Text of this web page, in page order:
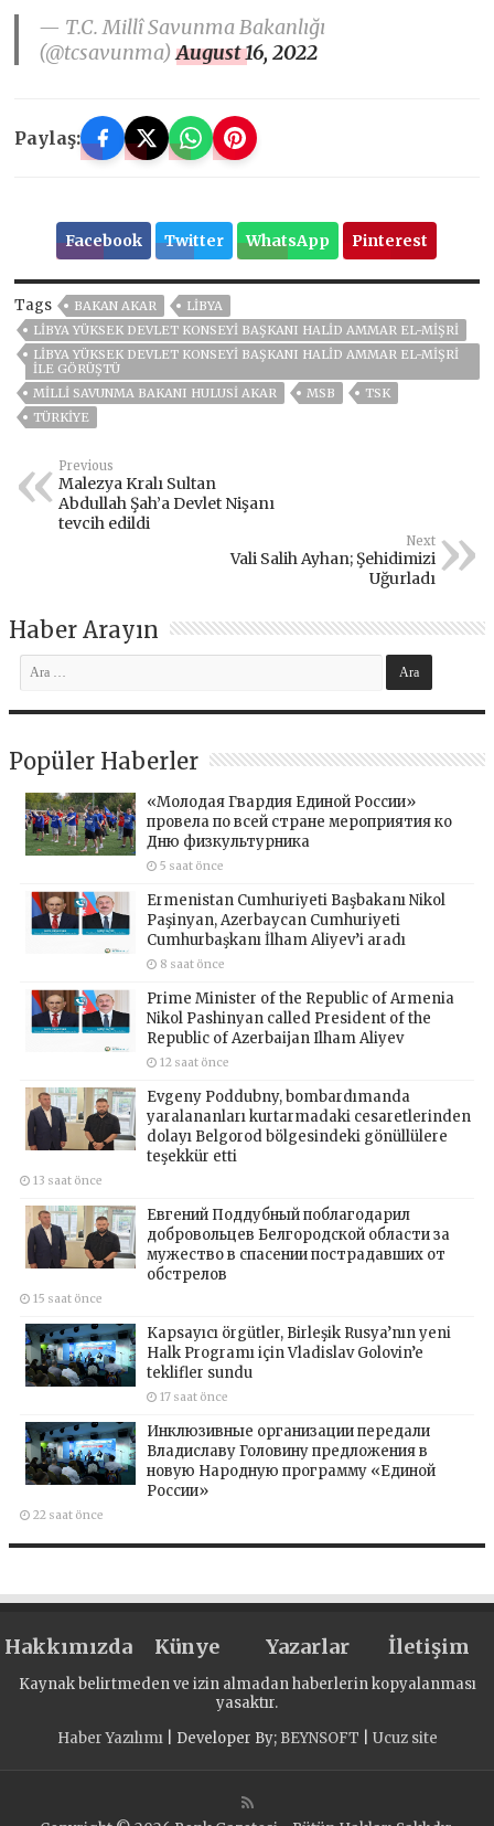
— T.C. Millî Savunma Bakanlığı
(@tcsavunma)August 16, 2022
Paylaş:
Facebook Twitter WhatsApp Pinterest
Tags BAKAN AKAR
LİBYA
LIBYA YÜKSEK DEVLET KONSEYI BAŞKANI HALID AMMAR EL-MIŞRI
LIBYA YÜKSEK DEVLET KONSEYI BAŞKANI HALID AMMAR EL-MIŞRI
ILE GÖRÜŞTÜ
MILLI SAVUNMA BAKANI HULUSI AKAR
MSB
TSK
TÜRKİYE
Previous
Malezya Kralı Sultan
Abdullah Şah’a Devlet Nişanı
tevcih edildi
Next
Vali Salih Ayhan; Şehidimizi
Uğurladı
Haber Arayın
Popüler Haberler
«Молодая Гвардия Единой России»
провела по всей стране мероприятия ко
Дню физкультурника
5 saat önce
Ermenistan Cumhuriyeti Başbakanı Nikol
Paşinyan, Azerbaycan Cumhuriyeti
Cumhurbaşkanı İlham Aliyev’i aradı
8 saat önce
Prime Minister of the Republic of Armenia
Nikol Pashinyan called President of the
Republic of Azerbaijan Ilham Aliyev
12 saat önce
Evgeny Poddubny, bombardımanda
yaralananları kurtarmadaki cesaretlerinden
dolayı Belgorod bölgesindeki gönüllülere
teşekkür etti
13 saat önce
Евгений Поддубный поблагодарил
добровольцев Белгородской области за
мужество в спасении пострадавших от
обстрелов
15 saat önce
Kapsayıcı örgütler, Birleşik Rusya’nın yeni
Halk Programı için Vladislav Golovin’e
teklifler sundu
17 saat önce
Инклюзивные организации передали
Владиславу Головину предложения в
новую Народную программу «Единой
России»
22 saat önce
Hakkımızda Künye Yazarlar İletişim
Kaynak belirtmeden ve izin almadan haberlerin kopyalanması
yasaktır.
Haber Yazılımı| Developer By; BEYNSOFT Ucuz site